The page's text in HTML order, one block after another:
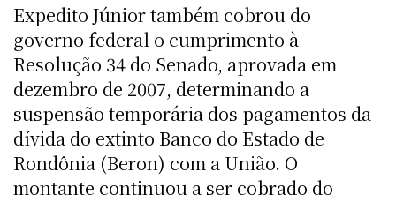
Expedito Júnior também cobrou do
governo federal o cumprimento à
Resolução 34 do Senado, aprovada em
dezembro de 2007, determinando a
suspensão temporária dos pagamentos da
dívida do extinto Banco do Estado de
Rondônia (Beron) com a União. O
montante continuou a ser cobrado do